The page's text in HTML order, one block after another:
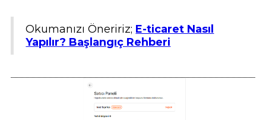
Okumanızı Öneririz; E-ticaret Nasıl
Yapılır? Başlangıç Rehberi